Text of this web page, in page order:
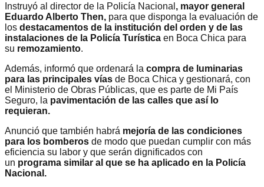
Instruyó al director de la Policía Nacional , mayor general
Eduardo Alberto Then, para que disponga la evaluación de
los destacamentos de la institución del orden y de las
instalaciones de la Policía Turística en Boca Chica para
su remozamiento.
Además, informó que ordenará la compra de luminarias
para las principales vías de Boca Chica y gestionará, con
el Ministerio de Obras Públicas, que es parte de Mi País
Seguro, la pavimentación de las calles que así lo
requieran.
Anunció que también habrá mejoría de las condiciones
para los bomberos de modo que puedan cumplir con más
eficiencia su labor y que serán dignificados con
un programa similar al que se ha aplicado en la Policía
Nacional.